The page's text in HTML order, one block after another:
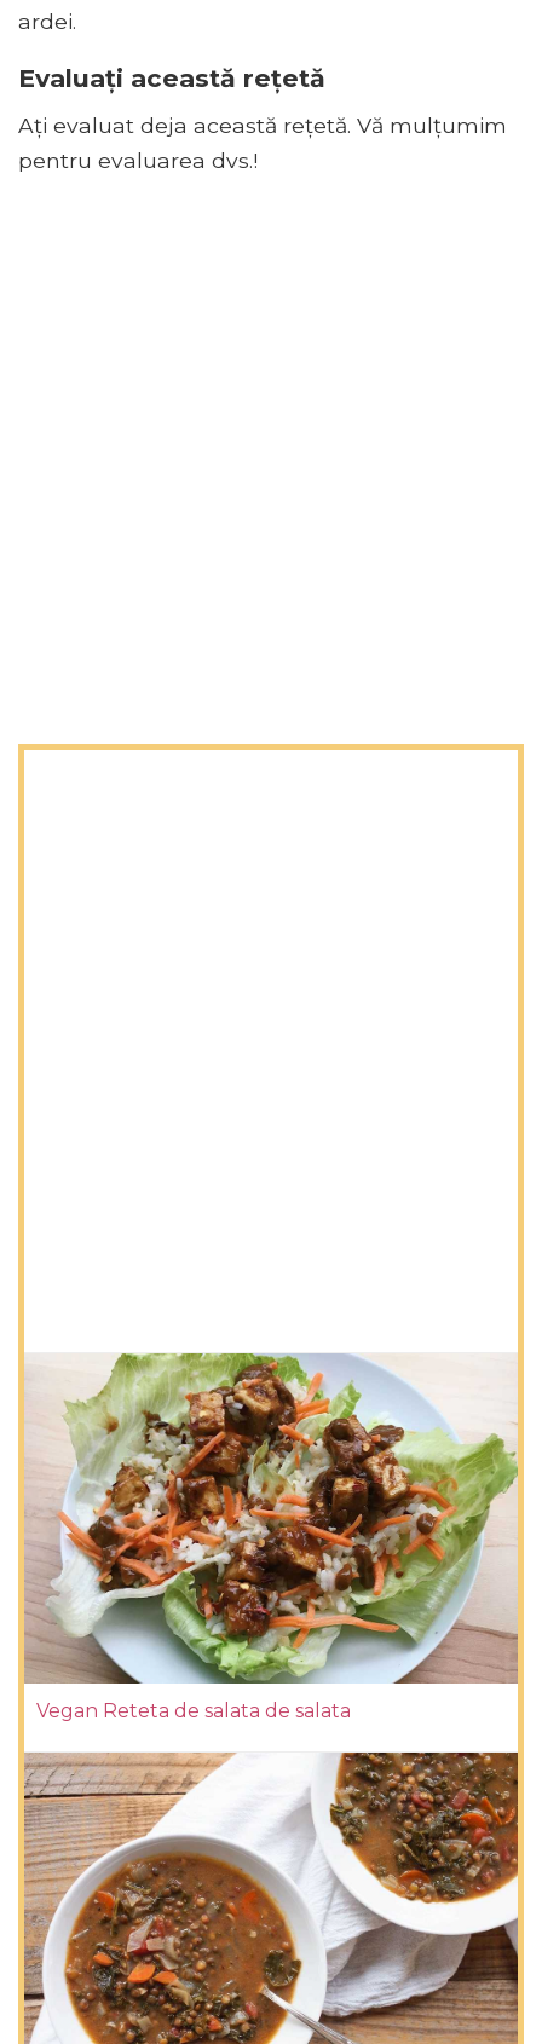
ardei.
Evaluați această rețetă
Ați evaluat deja această rețetă. Vă mulțumim
pentru evaluarea dvs.!
Vegan Reteta de salata de salata